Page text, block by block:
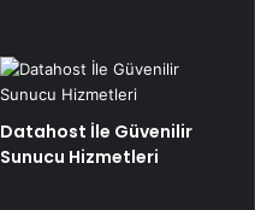
Datahost İle Güvenilir
Sunucu Hizmetleri